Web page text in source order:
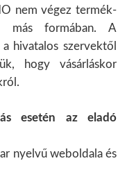
nem végez termék-
más formában. A
hivatalos szervektől
hogy vásárláskor
esetén az eladó
nyelvű weboldala és